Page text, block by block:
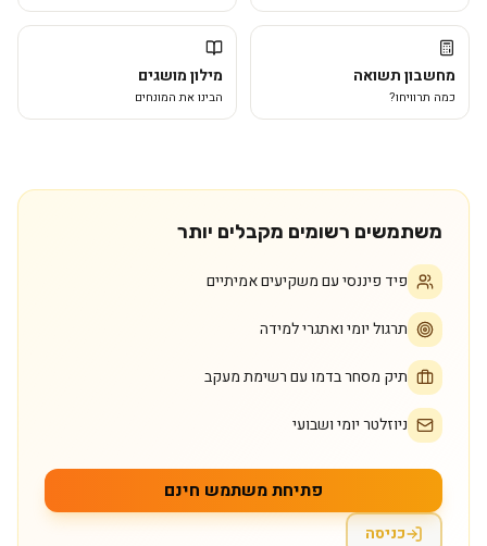
מחשבון תשואה
כמה תרוויחו?
מילון מושגים
הבינו את המונחים
משתמשים רשומים מקבלים יותר
פיד פיננסי עם משקיעים אמיתיים
תרגול יומי ואתגרי למידה
תיק מסחר בדמו עם רשימת מעקב
ניוזלטר יומי ושבועי
פתיחת משתמש חינם
כניסה